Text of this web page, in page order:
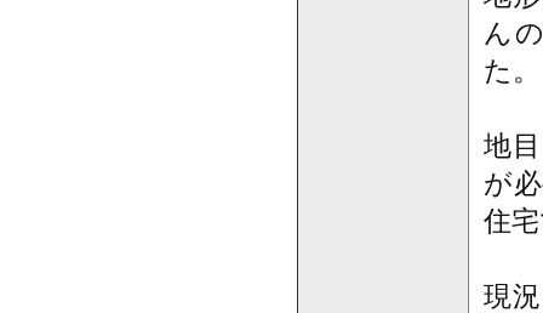
ん
た。
地
が
住
現